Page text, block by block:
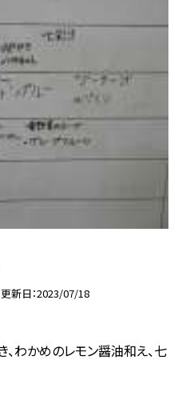
更新日 2023/07/18
わかめのレモン醤油和え、七